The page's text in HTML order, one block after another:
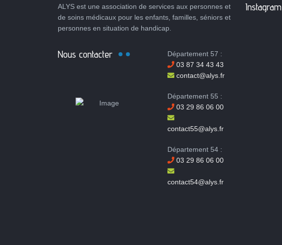
ALYS est une association de services aux personnes et
de soins médicaux pour les enfants, familles, séniors et
personnes en situation de handicap.
Nous contacter
Département 57 :
03 87 34 43 43
contact@alys.fr
Département 55 :
03 29 86 06 00
contact55@alys.fr
Département 54 :
03 29 86 06 00
contact54@alys.fr
Instagram